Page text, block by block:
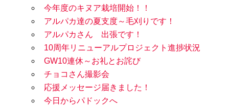
今年度のキヌア栽培開始！！
アルパカ達の夏支度～毛刈りです！
アルパカさん 出張です！
10周年リニューアルプロジェクト進捗状況
GW10連休～お礼とお詫び
チョコさん撮影会
応援メッセージ届きました！
今日からパドックへ